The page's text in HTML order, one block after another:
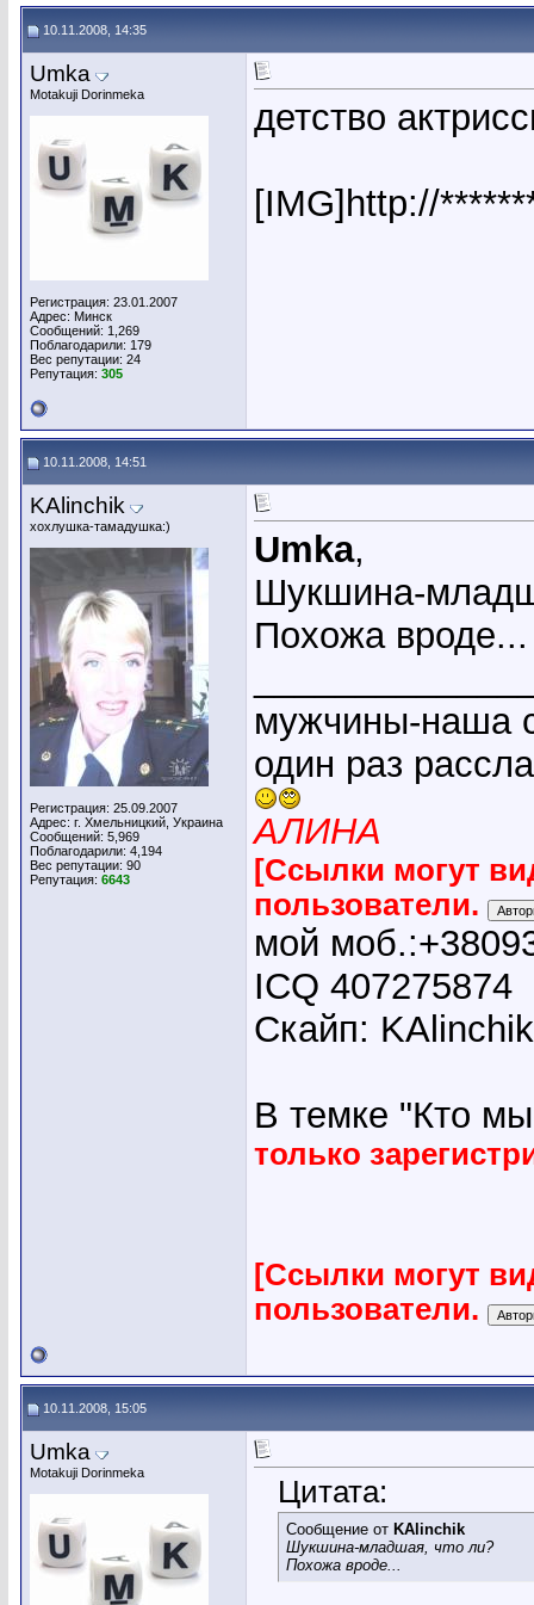
10.11.2008, 14:35
Umka
Motakuji Dorinmeka
Регистрация: 23.01.2007
Адрес: Минск
Сообщений: 1,269
Поблагодарили: 179
Вес репутации: 24
Репутация: 305
детство
[IMG]http://
10.11.2008, 14:51
KAlinchik
хохлушка-тамадушка:)
Регистрация: 25.09.2007
Адрес: г. Хмельницкий, Украина
Сообщений: 5,969
Поблагодарили: 4,194
Вес репутации: 90
Репутация: 6643
Umka,
Шукшина-
Похожа вроде...
мужчины-наша
один раз
АЛИНА
[Ссылки могут
пользователи.
мой
ICQ 407275874
Скайп:
В темке "Кто
только
[Ссылки могут
пользователи.
10.11.2008, 15:05
Umka
Motakuji Dorinmeka
Цитата:
Сообщение от KAlinchik
Шукшина-младшая, что ли?
Похожа вроде...